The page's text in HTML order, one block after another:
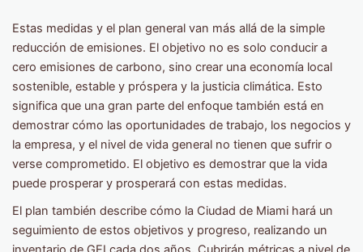
Estas medidas y el plan general van más allá de la simple
reducción de emisiones. El objetivo no es solo conducir a
cero emisiones de carbono, sino crear una economía local
sostenible, estable y próspera y la justicia climática. Esto
significa que una gran parte del enfoque también está en
demostrar cómo las oportunidades de trabajo, los negocios y
la empresa, y el nivel de vida general no tienen que sufrir o
verse comprometido. El objetivo es demostrar que la vida
puede prosperar y prosperará con estas medidas.
El plan también describe cómo la Ciudad de Miami hará un
seguimiento de estos objetivos y progreso, realizando un